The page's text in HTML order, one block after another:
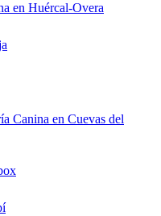
en Huércal-Overa
Canina en Cuevas del